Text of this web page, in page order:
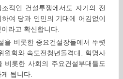
적인 건설투쟁에서도 자기의 전
여 당과 인민의 기대에 어김없이
라고 확신합니다.
을 비롯한 중요건설장들에서 뚜렷
원회와 속도전청년돌격대, 혁명사
비롯한 사회의 주요건설부대들도
됩니다.